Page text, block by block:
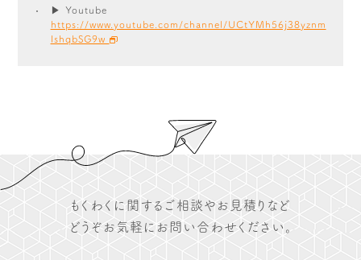
▶ Youtube
https://www.youtube.com/channel/UCtYMh56j38yznm
IshqbSG9w
もくわくに関するご相談やお見積りなど
どうぞお気軽にお問い合わせください。